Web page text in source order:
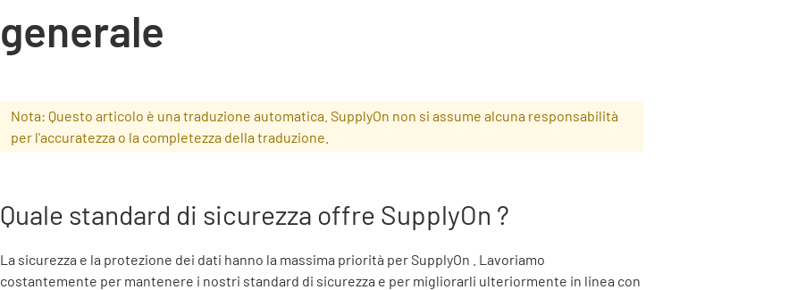
generale
Nota: Questo articolo è una traduzione automatica. SupplyOn non si assume alcuna responsabilità
per l'accuratezza o la completezza della traduzione.
Quale standard di sicurezza offre SupplyOn ?
La sicurezza e la protezione dei dati hanno la massima priorità perSupplyOn
. Lavoriamo
costantemente per mantenere i nostri standard di sicurezza e per migliorarli ulteriormente in linea con